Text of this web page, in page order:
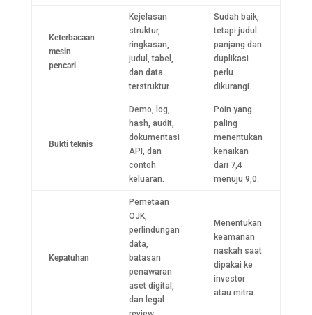
Keterbacaan
mesin
pencari
Kejelasan
struktur,
ringkasan,
judul, tabel,
dan data
terstruktur.
Sudah baik,
tetapi judul
panjang dan
duplikasi
perlu
dikurangi.
Bukti teknis
Demo, log,
hash, audit,
dokumentasi
API, dan
contoh
keluaran.
Poin yang
paling
menentukan
kenaikan
dari 7,4
menuju 9,0.
Kepatuhan
Pemetaan
OJK,
perlindungan
data,
batasan
penawaran
aset digital,
dan legal
Menentukan
keamanan
naskah saat
dipakai ke
investor
atau mitra.